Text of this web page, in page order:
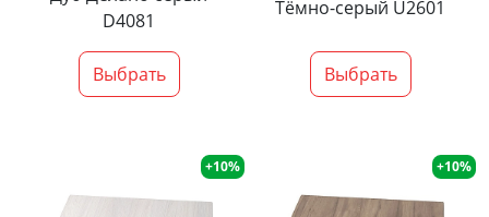
D4081
Выбрать
Тёмно-серый U2601
Выбрать
+10% +10%